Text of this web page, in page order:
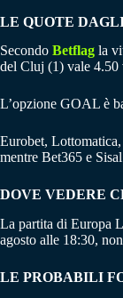
LE QUOTE
Secondo Betflag la
del Cluj (1) vale 4.50
L’opzione GOAL è
Eurobet,
mentre Bet365 e
DOVE VEDERE
La partita di Europa
agosto alle 18:30,
LE PROBABILI